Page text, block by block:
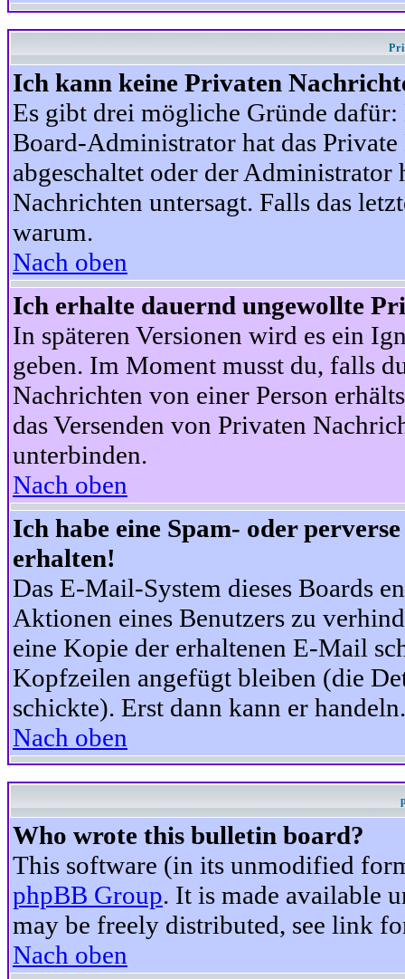
Ich kann keine Privaten
Es gibt drei mögliche Gründe
Board-Administrator hat das
abgeschaltet oder der
Nachrichten untersagt. Falls das
warum.
Nach oben
Ich erhalte dauernd ungewollte
In späteren Versionen wird es ein
geben. Im Moment musst du, falls
Nachrichten von einer Person
das Versenden von Privaten
unterbinden.
Nach oben
Ich habe eine Spam- oder
erhalten!
Das E-Mail-System dieses Boards
Aktionen eines Benutzers zu
eine Kopie der erhaltenen E-Mail
Kopfzeilen angefügt bleiben (die
schickte). Erst dann kann er handeln.
Nach oben
Who wrote this bulletin board?
This software (in its unmodified
phpBB Group. It is made available
may be freely distributed, see link
Nach oben